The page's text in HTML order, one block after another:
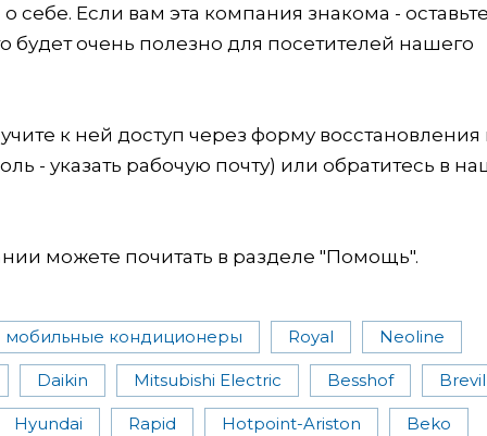
Если вам эта компания знакома -
будет очень полезно для посетителей нашего
к ней доступ через форму восстановления
- указать рабочую почту) или обратитесь в
можете почитать в разделе "Помощь".
мобильные кондиционеры Royal Neoline
Daikin Mitsubishi Electric Besshof
Hyundai Rapid Hotpoint-Ariston Beko